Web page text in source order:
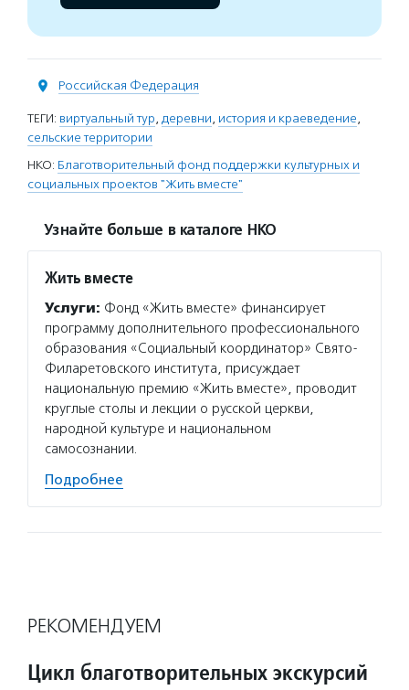
Российская Федерация
ТЕГИ: виртуальный тур, деревни, история и краеведение,
сельские территории
НКО: Благотворительный фонд поддержки культурных и
социальных проектов "Жить вместе"
Узнайте больше в каталоге НКО
Жить вместе
Услуги: Фонд «Жить вместе» финансирует
программу дополнительного профессионального
образования «Социальный координатор» Свято-
Филаретовского института, присуждает
национальную премию «Жить вместе», проводит
круглые столы и лекции о русской церкви,
народной культуре и национальном
самосознании.
Подробнее
РЕКОМЕНДУЕМ
Цикл благотворительных экскурсий